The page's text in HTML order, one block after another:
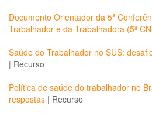
Documento Orientador da 5ª
Trabalhador e da Trabalhadora (5ª
Saúde do Trabalhador no SUS:
| Recurso
Política de saúde do trabalhador no
respostas | Recurso